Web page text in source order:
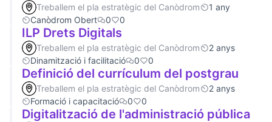
Treballem el pla estratègic del Canòdrom
1 any
Canòdrom Obert
0 0
ILP Drets Digitals
Treballem el pla estratègic del Canòdrom
2 anys
Dinamització i facilitació
0 0
Definició del currículum del postgrau
Treballem el pla estratègic del Canòdrom
2 anys
Formació i capacitació
0 0
Digitalització de l'administració pública